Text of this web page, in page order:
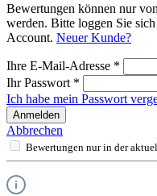
Bewertungen können nur
werden. Bitte loggen Sie
Account. Neuer Kunde?
Ihre E-Mail-Adresse *
Ihr Passwort *
Ich habe mein Passwort
Anmelden
Abbrechen
Bewertungen nur in der